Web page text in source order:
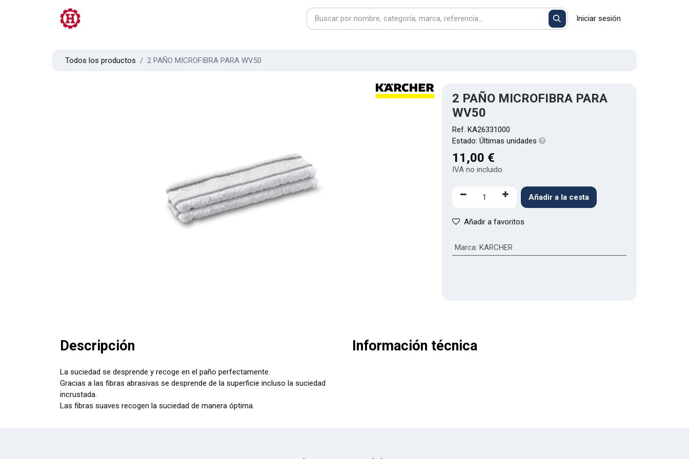
Iniciar sesión
Todos los productos 2 PAÑO MICROFIBRA PARA WV50
2 PAÑO MICROFIBRA PARA
WV50
Ref. KA26331000
Estado: Últimas unidades
11,00 €
IVA no incluido
Añadir a la cesta
Añadir a favoritos
Marca: KARCHER
Descripción
La suciedad se desprende y recoge en el paño perfectamente.
Gracias a las fibras abrasivas se desprende de la superficie incluso la suciedad
incrustada.
Las fibras suaves recogen la suciedad de manera óptima.
Información técnica